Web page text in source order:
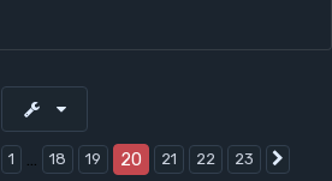
20z23
Poprzednia
1 … 18 19 20 21 22 23